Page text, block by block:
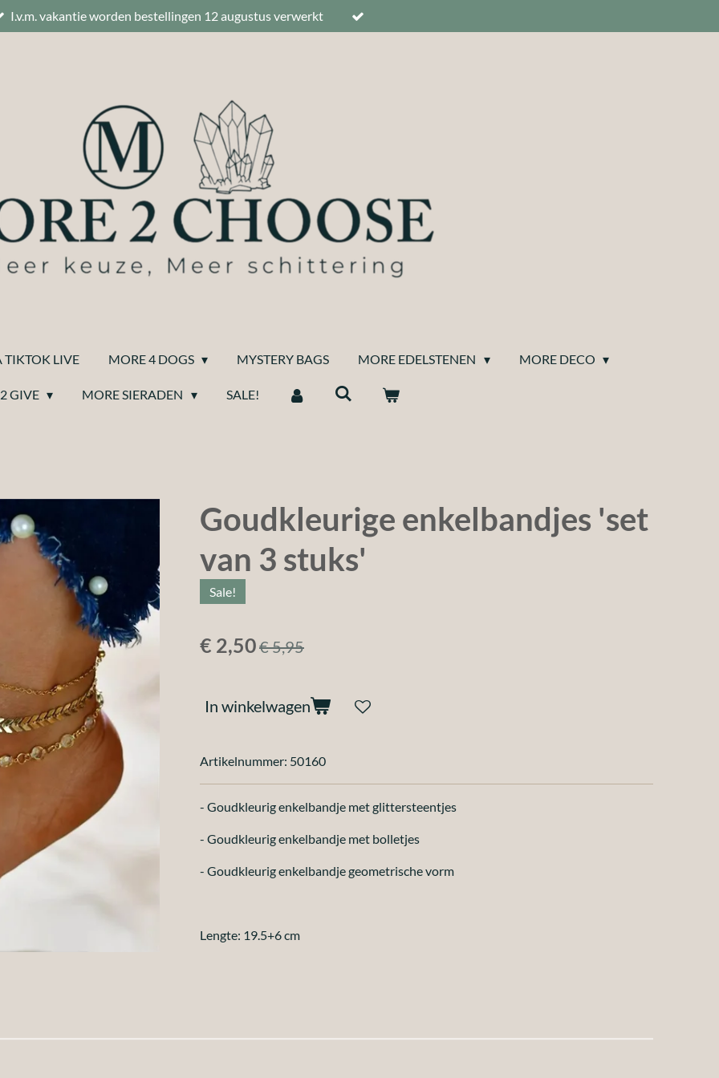
I.v.m. vakantie worden bestellingen 12 augustus verwerkt
LIVE MORE 4 DOGS MYSTERY BAGS MORE EDELSTENEN MORE DECO
GIVE MORE SIERADEN SALE!
Goudkleurige enkelbandjes 'set
van 3 stuks'
Sale!
€ 2,50€ 5,95
In winkelwagen
Artikelnummer: 50160
- Goudkleurig enkelbandje met glittersteentjes
- Goudkleurig enkelbandje met bolletjes
- Goudkleurig enkelbandje geometrische vorm
Lengte: 19.5+6 cm